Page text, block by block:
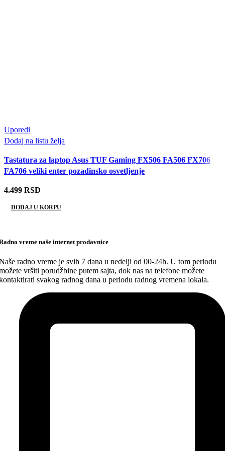
Uporedi
Dodaj na listu želja
Tastatura za laptop Asus TUF Gaming FX506 FA506 FX706
FA706 veliki enter pozadinsko osvetljenje
4.499 RSD
DODAJ U KORPU
vreme naše internet prodavnice
radno vreme je svih 7 dana u nedelji od 00-24h. U tom periodu
vršiti porudžbine putem sajta, dok nas na telefone možete
svakog radnog dana u periodu radnog vremena lokala.